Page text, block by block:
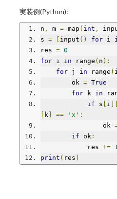
実装例(Python):
n , m = map ( int ,
s = input () for i
res = 0
for i in range ( n ):
for j in range (
        ok
= True
for k in
if s i
k == 'x' :
                ok
if ok :
            res
+=
print ( res )